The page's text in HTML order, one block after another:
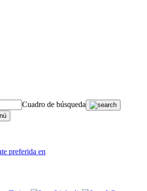
Cuadro de búsqueda
preferida en